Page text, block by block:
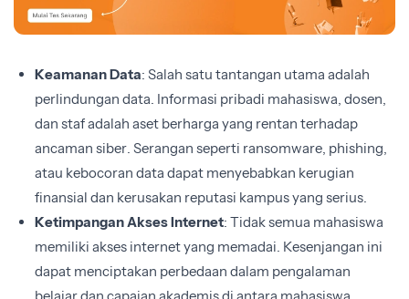
Keamanan Data: Salah satu tantangan utama adalah
perlindungan data. Informasi pribadi mahasiswa, dosen,
dan staf adalah aset berharga yang rentan terhadap
ancaman siber. Serangan seperti ransomware, phishing,
atau kebocoran data dapat menyebabkan kerugian
finansial dan kerusakan reputasi kampus yang serius.
Ketimpangan Akses Internet: Tidak semua mahasiswa
memiliki akses internet yang memadai. Kesenjangan ini
dapat menciptakan perbedaan dalam pengalaman
belajar dan capaian akademis di antara mahasiswa,